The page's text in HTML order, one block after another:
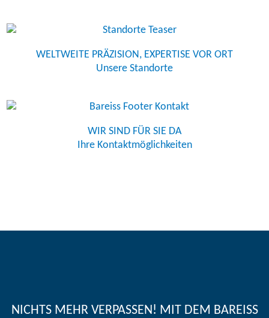
WELTWEITE PRÄZISION, EXPERTISE VOR ORT
Unsere Standorte
WIR SIND FÜR SIE DA
Ihre Kontaktmöglichkeiten
NICHTS MEHR VERPASSEN! MIT DEM BAREISS